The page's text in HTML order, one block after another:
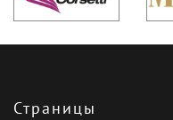
Страницы